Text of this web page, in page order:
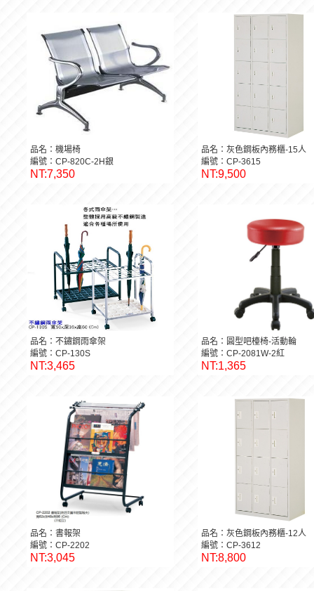
品名：機場椅
編號：CP-820C-2H銀
NT:7,350
品名：灰色鋼板內務櫃-15人
編號：CP-3615
NT:9,500
品名：不鏽鋼雨傘架
編號：CP-130S
NT:3,465
品名：圓型吧檯椅-活動輪
編號：CP-2081W-2紅
NT:1,365
品名：書報架
編號：CP-2202
NT:3,045
品名：灰色鋼板內務櫃-12人
編號：CP-3612
NT:8,800